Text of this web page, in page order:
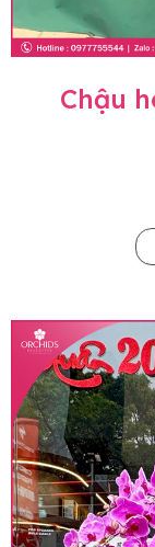
Chậu